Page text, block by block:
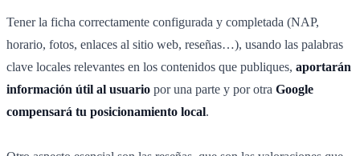
Tener la ficha correctamente configurada y completada (NAP,
horario, fotos, enlaces al sitio web, reseñas…), usando las palabras
clave locales relevantes en los contenidos que publiques, aportarán
información útil al usuario por una parte y por otra Google
compensará tu posicionamiento local.